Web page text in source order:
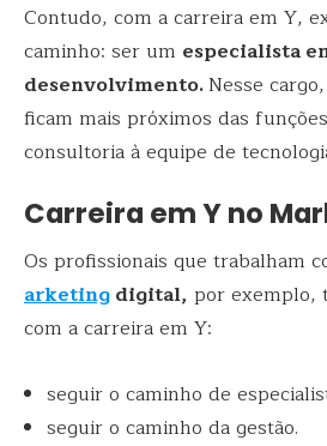
Contudo, com a carreira em Y,
caminho: ser um especialista
desenvolvimento.Nesse
ficam mais próximos das
consultoria à equipe de
Carreira em Y no
Os profissionais que trabalham
arketingdigital, por exemplo,
com a carreira em Y:
seguir o caminho de
seguir o caminho da gestão.